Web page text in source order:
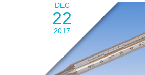
DEC
22
2017